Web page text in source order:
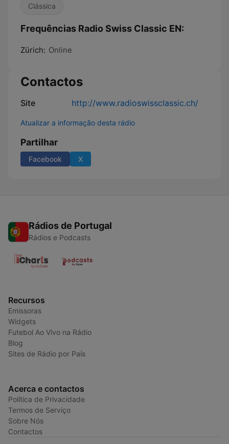
Clássica
Frequências Radio Swiss Classic EN:
Zürich: Online
Contactos
Site http://www.radioswissclassic.ch/
Atualizar a informação desta rádio
Partilhar
Facebook X
Rádios de Portugal
Rádios e Podcasts
Recursos
Emissoras
Widgets
Futebol Ao Vivo na Rádio
Blog
Sites de Rádio por País
Acerca e contactos
Política de Privacidade
Termos de Serviço
Sobre Nós
Contactos